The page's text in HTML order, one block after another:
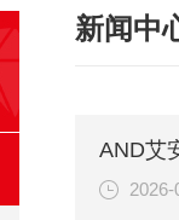
新闻中
2026-